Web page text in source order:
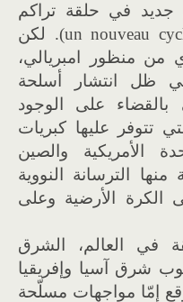
جديد في حلقة تراكم
رأسمالية (un nouveau cycle d’accumulation). لكن
من منظور امبريالي،
ظل انتشار أسلحة
بالقضاء على الوجود
تتوفر عليها كبريات
الأمريكية والصين
الترسانة النووية
الكرة الأرضية وعلى
في العالم، الشرق
شرق آسيا وإفريقيا
إمّا مواجهات مسلّحة